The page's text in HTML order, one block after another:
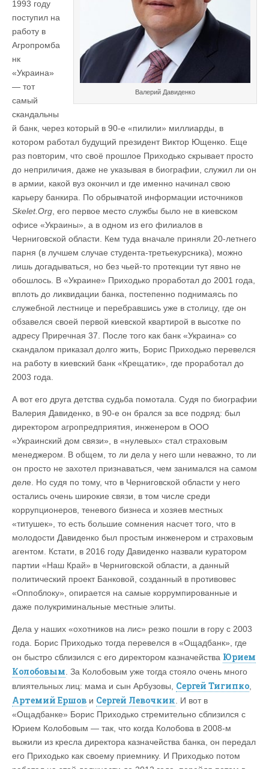
Валерий Давиденко
1993 году
поступил на
работу в
Агропромба
нк
«Украина»
— тот
самый
скандальны
й банк, через который в 90-е «пилили» миллиарды, в
котором работал будущий президент Виктор Ющенко. Еще
раз повторим, что своё прошлое Приходько скрывает просто
до неприличия, даже не указывая в биографии, служил ли он
в армии, какой вуз окончил и где именно начинал свою
карьеру банкира. По обрывчатой информации источников
Skelet.Org , его первое место службы было не в киевском
офисе «Украины», а в одном из его филиалов в
Черниговской области. Кем туда вначале приняли 20-летнего
парня (в лучшем случае студента-третьекурсника), можно
лишь догадываться, но без чьей-то протекции тут явно не
обошлось. В «Украине» Приходько проработал до 2001 года,
вплоть до ликвидации банка, постепенно поднимаясь по
служебной лестнице и перебравшись уже в столицу, где он
обзавелся своей первой киевской квартирой в высотке по
адресу Приречная 37. После того как банк «Украина» со
скандалом приказал долго жить, Борис Приходько перевелся
на работу в киевский банк «Крещатик», где проработал до
2003 года.
А вот его друга детства судьба помотала. Судя по биографии
Валерия Давиденко, в 90-е он брался за все подряд: был
директором агропредприятия, инженером в ООО
«Украинский дом связи», в «нулевых» стал страховым
менеджером. В общем, то ли дела у него шли неважно, то ли
он просто не захотел признаваться, чем занимался на самом
деле. Но судя по тому, что в Черниговской области у него
остались очень широкие связи, в том числе среди
коррупционеров, теневого бизнеса и хозяев местных
«титушек», то есть большие сомнения насчет того, что в
молодости Давиденко был простым инженером и страховым
агентом. Кстати, в 2016 году Давиденко назвали куратором
партии «Наш Край» в Черниговской области, а данный
политический проект Банковой, созданный в противовес
«Оппоблоку», опирается на самые коррумпированные и
даже полукриминальные местные элиты.
Дела у наших «охотников на лис» резко пошли в гору с 2003
года. Борис Приходько тогда перевелся в «Ощадбанк», где
он быстро сблизился с его директором казначейства Юрием
Колобовым . За Колобовым уже тогда стояло очень много
влиятельных лиц: мама и сын Арбузовы, Сергей Тигипко
Артемий Ершов и Сергей Левочкин . И вот в
«Ощадбанке» Борис Приходько стремительно сблизился с
Юрием Колобовым — так, что когда Колобова в 2008-м
выжили из кресла директора казначейства банка, он передал
его Приходько как своему приемнику. И Приходько потом